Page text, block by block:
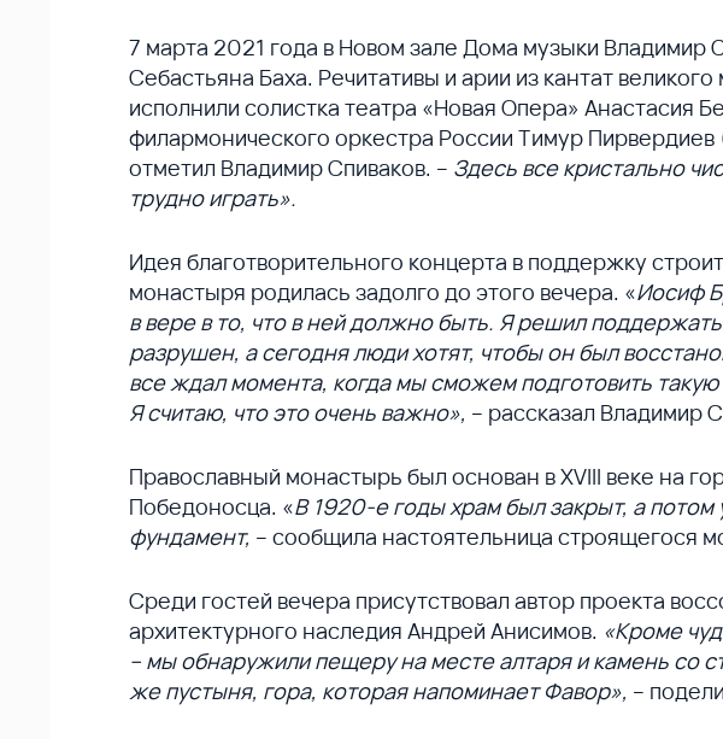
7 марта 2021 года в Новом зале Дома музыки Владимир
Себастьяна Баха. Речитативы и арии из кантат
исполнили солистка театра «Новая Опера» Анастасия
филармонического оркестра России Тимур
отметил Владимир Спиваков. – Здесь все кристально
трудно играть».
Идея благотворительного концерта в поддержку
монастыря родилась задолго до этого вечера. «Иосиф
в вере в то, что в ней должно быть. Я решил
разрушен, а сегодня люди хотят, чтобы он был
все ждал момента, когда мы сможем подготовить
Я считаю, что это очень важно», – рассказал Владимир
Православный монастырь был основан в XVIII веке на
Победоносца. «В 1920-е годы храм был закрыт, а
фундамент, – сообщила настоятельница строящегося
Среди гостей вечера присутствовал автор проекта
архитектурного наследия Андрей Анисимов. «Кроме
– мы обнаружили пещеру на месте алтаря и камень со
же пустыня, гора, которая напоминает Фавор», –